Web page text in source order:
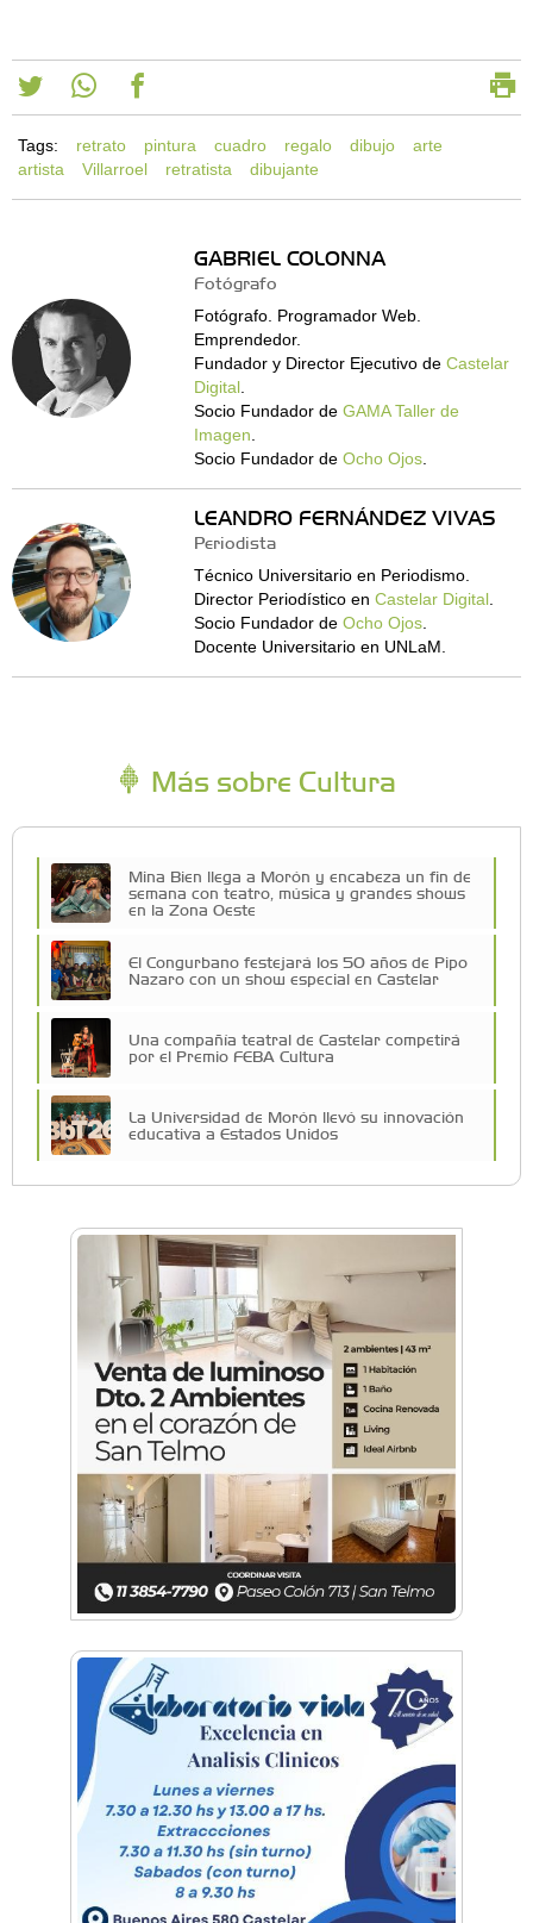
Tags: retrato pintura cuadro regalo dibujo
arte
artista
Villarroel retratista dibujante
GABRIEL COLONNA
Fotógrafo
Fotógrafo. Programador Web.
Emprendedor.
Fundador y Director Ejecutivo de Castelar
Digital.
Socio Fundador de GAMA Taller de
Imagen
Socio Fundador de Ocho Ojos.
LEANDRO FERNÁNDEZ VIVAS
Periodista
Técnico Universitario en Periodismo.
Director Periodístico en Castelar Digital.
Socio Fundador de Ocho Ojos.
Docente Universitario en UNLaM.
Más sobre Cultura
Mina Bien llega a Morón y encabeza un fin de
semana con teatro, música y grandes shows
en la Zona Oeste
El Congurbano festejará los 50 años de Pipo
Nazaro con un show especial en Castelar
Una compañía teatral de Castelar competirá
por el Premio FEBA Cultura
La Universidad de Morón llevó su innovación
educativa a Estados Unidos
Vacaciones de Invierno: ciencia, experimentos
y shows de las Guerreras K-Pop en Castelar
La histórica FM En Tránsito cumple 39 años y
lo festejará con un fiestón en Auditorio Oeste
Sexo, deseo y vínculos: La Lic. Cecilia Ce llega a
Morón con "Encendé tu motor"
Silvia Villalba presentó Caudal Interno: "Tiene
que ver con el mensaje que quiero entregar
desde mi ser"
Planspiel: Conocé la experiencia educativa en
alemán que reunió a estudiantes de
Hurlingham y Quilmes
El día que Castelar creyó que Los Redondos
tocaban en el Club Argentino
Feria Conurbana: Resistencia Gráfica ante las
pantallas y lo intangible